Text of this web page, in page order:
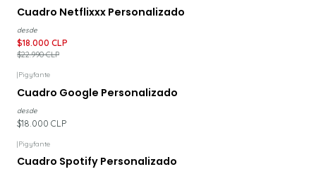
-22% DESCUENTO
Cuadro Netflixxx Personalizado
desde
$18.000 CLP
$22.990 CLP
|Pigyfante
Cuadro Google Personalizado
desde
$18.000 CLP
-22% DESCUENTO
|Pigyfante
Cuadro Spotify Personalizado